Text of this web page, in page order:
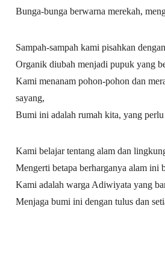
Bunga-bunga berwarna merekah,
Sampah-sampah kami pisahkan
Organik diubah menjadi pupuk yang
Kami menanam pohon-pohon dan
sayang,
Bumi ini adalah rumah kita, yang
Kami belajar tentang alam dan
Mengerti betapa berharganya alam ini
Kami adalah warga Adiwiyata yang
Menjaga bumi ini dengan tulus dan